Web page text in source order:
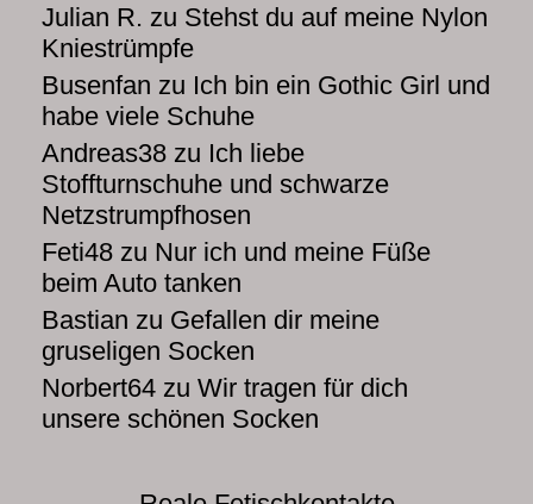
Julian R. zu Stehst du auf meine Nylon
Kniestrümpfe
Busenfan zu Ich bin ein Gothic Girl und
habe viele Schuhe
Andreas38 zu Ich liebe
Stoffturnschuhe und schwarze
Netzstrumpfhosen
Feti48 zu Nur ich und meine Füße
beim Auto tanken
Bastian zu Gefallen dir meine
gruseligen Socken
Norbert64 zu Wir tragen für dich
unsere schönen Socken